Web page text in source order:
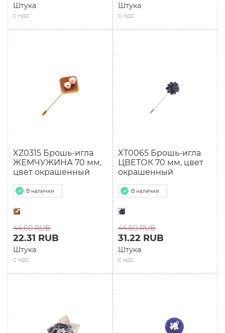
с ндс
Штука
с ндс
Штука
XZ0315 Брошь-игла
ЖЕМЧУЖИНА 70 мм,
цвет окрашенный
В наличии
44.60 RUB
с ндс
22.31 RUB
Штука
XТ0065 Брошь-игла
ЦВЕТОК 70 мм, цвет
окрашенный
В наличии
44.60 RUB
с ндс
31.22 RUB
Штука